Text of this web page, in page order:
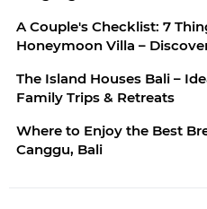
A Couple's Checklist: 7
Honeymoon Villa –
The Island Houses Bali –
Family Trips & Retreats
Where to Enjoy the Best
Canggu, Bali